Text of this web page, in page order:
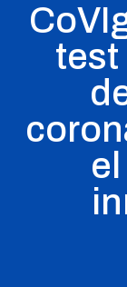
test